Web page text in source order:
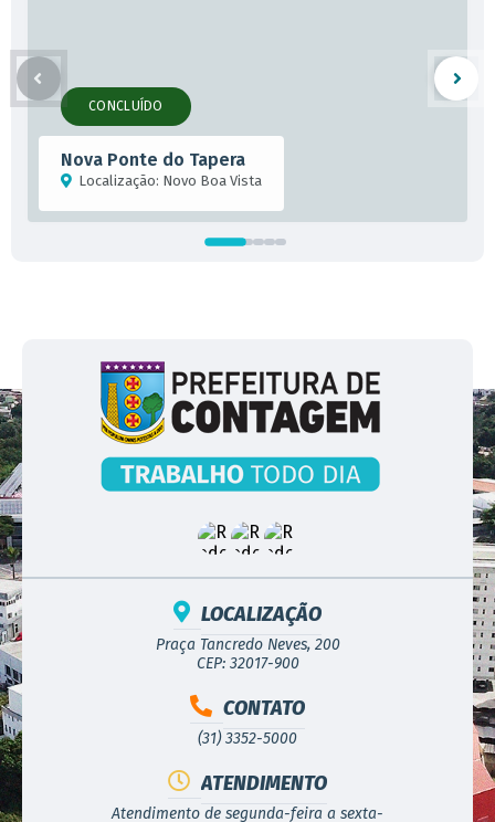
CONCLUÍDO
Nova Ponte do Tapera
Localização: Novo Boa Vista
LOCALIZAÇÃO
Praça Tancredo Neves, 200
CEP: 32017-900
CONTATO
(31) 3352-5000
ATENDIMENTO
Atendimento de segunda-feira a sexta-